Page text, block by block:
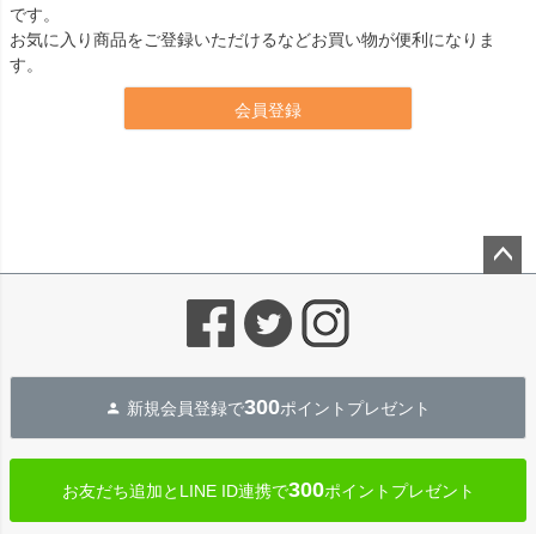
です。
お気に入り商品をご登録いただけるなどお買い物が便利になりま
す。
会員登録
新規会員登録で300ポイントプレゼント
お友だち追加とLINE ID連携で300ポイントプレゼント